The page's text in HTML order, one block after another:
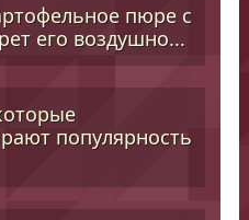
пюре с
его воздушно...
популярность